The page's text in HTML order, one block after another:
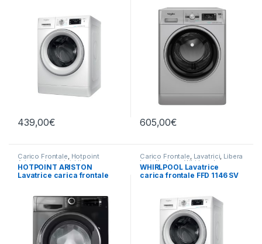
439,00€ 605,00€
Carico Frontale, Hotpoint
Ariston, Lavatrici,Libera
Installazione
HOTPOINT ARISTON
Lavatrice carica frontale
Carico Frontale, Lavatrici, Libera
Installazione Whirlpool
WHIRLPOOL Lavatrice
carica frontale FFD 1146 SV